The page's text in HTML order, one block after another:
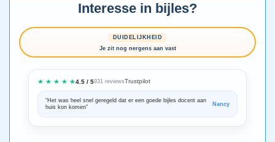
Interesse in bijles?
DUIDELIJKHEID
Je zit nog nergens aan vast
★ ★ ★ ★ ★4.5 / 5931 reviewsTrustpilot
“Het was heel snel geregeld dat er een goede bijles docent aan
huis kon komen”
Nancy